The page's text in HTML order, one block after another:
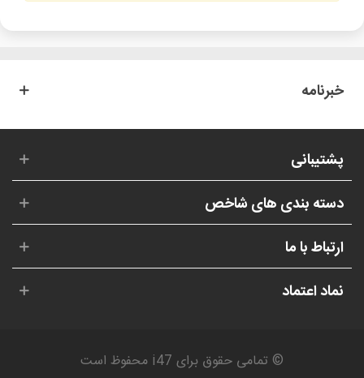
خبرنامه
پشتیبانی
دسته بندی های شاخص
ارتباط با ما
نماد اعتماد
© تمامی حقوق برای i47 محفوظ است